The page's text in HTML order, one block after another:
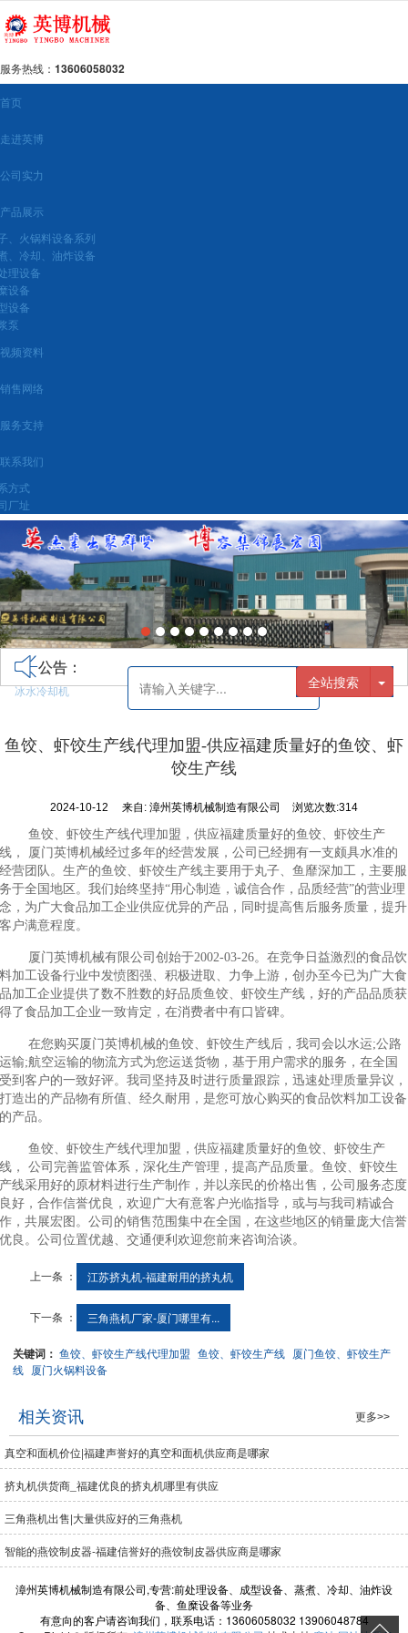
服务热线： 13606058032
首页
走进英博
公司实力
产品展示
、火锅料设备系列
、冷却、油炸设备
理设备
设备
设备
泵
视频资料
销售网络
服务支持
联系我们
方式
厂址
公告：
冰水冷却机 全站搜索
鱼饺、虾饺生产线代理加盟-供应福建质量好的鱼饺、虾
饺生产线
2024-10-12 来自:漳州英博机械制造有限公司 浏览次数:314
鱼饺、虾饺生产线代理加盟，供应福建质量好的鱼饺、虾饺生产
线， 厦门英博机械经过多年的经营发展，公司已经拥有一支颇具水准的
经营团队。生产的鱼饺、虾饺生产线主要用于丸子、鱼靡深加工，主要服
务于全国地区。我们始终坚持“用心制造，诚信合作，品质经营”的营业理
念，为广大食品加工企业供应优异的产品，同时提高售后服务质量，提升
客户满意程度。
厦门英博机械有限公司创始于2002-03-26。在竞争日益激烈的食品饮
料加工设备行业中发愤图强、积极进取、力争上游，创办至今已为广大食
品加工企业提供了数不胜数的好品质鱼饺、虾饺生产线，好的产品品质获
得了食品加工企业一致肯定，在消费者中有口皆碑。
在您购买厦门英博机械的鱼饺、虾饺生产线后，我司会以水运;公路
运输;航空运输的物流方式为您运送货物，基于用户需求的服务，在全国
受到客户的一致好评。我司坚持及时进行质量跟踪，迅速处理质量异议，
打造出的产品物有所值、经久耐用，是您可放心购买的食品饮料加工设备
的产品。
鱼饺、虾饺生产线代理加盟，供应福建质量好的鱼饺、虾饺生产
线， 公司完善监管体系，深化生产管理，提高产品质量。鱼饺、虾饺生
产线采用好的原材料进行生产制作，并以亲民的价格出售，公司服务态度
良好，合作信誉优良，欢迎广大有意客户光临指导，或与与我司精诚合
作，共展宏图。公司的销售范围集中在全国，在这些地区的销量庞大信誉
优良。公司位置优越、交通便利欢迎您前来咨询洽谈。
上一条 ： 江苏挤丸机-福建耐用的挤丸机
下一条 ： 三角燕机厂家-厦门哪里有...
关键词：鱼饺、虾饺生产线代理加盟 鱼饺、虾饺生产线 厦门鱼饺、虾饺生产
线 厦门火锅料设备
相关资讯 更多>>
真空和面机价位|福建声誉好的真空和面机供应商是哪家
挤丸机供货商_福建优良的挤丸机哪里有供应
三角燕机出售|大量供应好的三角燕机
智能的燕饺制皮器-福建信誉好的燕饺制皮器供应商是哪家
漳州英博机械制造有限公司,专营:前处理设备、成型设备、蒸煮、冷却、油炸设
备、鱼糜设备等业务
有意向的客户请咨询我们，联系电话：13606058032 13906048784